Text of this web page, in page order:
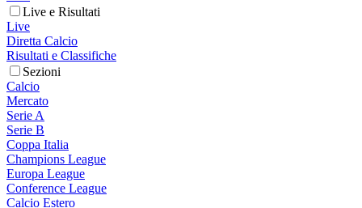
Live e Risultati
Live
Diretta Calcio
Risultati e Classifiche
Sezioni
Calcio
Mercato
Serie A
Serie B
Coppa Italia
Champions League
Europa League
Conference League
Calcio Estero